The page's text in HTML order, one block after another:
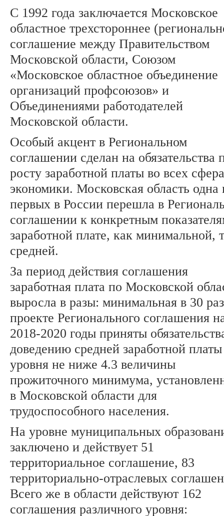
С 1992 года заключается Московское
областное трехстороннее
соглашение между Правительством
Московской области, Союзом
«Московское областное объединение
организаций профсоюзов» и
Объединениями работодателей
Московской области.
Особый акцент в Региональном
соглашении сделан на обязательства
росту заработной платы во всех
экономики. Московская область одна
первых в России перешла в
соглашении к конкретным
заработной плате, как минимальной,
средней.
За период действия соглашения
заработная плата по Московской
выросла в разы: минимальная в 30
проекте Регионального соглашения
2018-2020 годы приняты
доведению средней заработной
уровня не ниже 4.3 величины
прожиточного минимума,
в Московской области для
трудоспособного населения.
На уровне муниципальных
заключено и действует 51
территориальное соглашение, 83
территориально-отраслевых
Всего же в области действуют 162
соглашения различного уровня: